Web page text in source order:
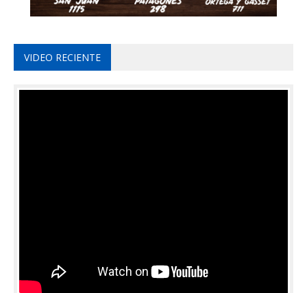
VIDEO RECIENTE